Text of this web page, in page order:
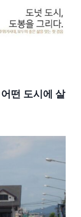
떤 도시에 살